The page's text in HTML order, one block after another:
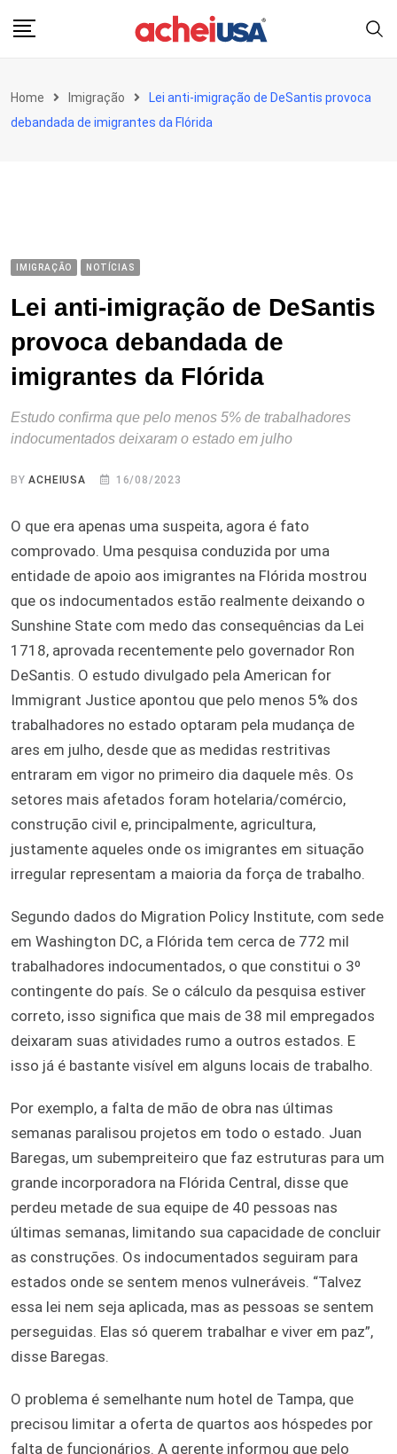
Home Imigração
Lei anti-imigração de DeSantis provoca
debandada de imigrantes da Flórida
IMIGRAÇÃO NOTÍCIAS
Lei anti-imigração de DeSantis
provoca debandada de
imigrantes da Flórida
Estudo confirma que pelo menos 5% de trabalhadores
indocumentados deixaram o estado em julho
BYACHEIUSA 16/08/2023
O que era apenas uma suspeita, agora é fato
comprovado. Uma pesquisa conduzida por uma
entidade de apoio aos imigrantes na Flórida mostrou
que os indocumentados estão realmente deixando o
Sunshine State com medo das consequências da Lei
1718, aprovada recentemente pelo governador Ron
DeSantis. O estudo divulgado pela American for
Immigrant Justice apontou que pelo menos 5% dos
trabalhadores no estado optaram pela mudança de
ares em julho, desde que as medidas restritivas
entraram em vigor no primeiro dia daquele mês. Os
setores mais afetados foram hotelaria/comércio,
construção civil e, principalmente, agricultura,
justamente aqueles onde os imigrantes em situação
irregular representam a maioria da força de trabalho.
Segundo dados do Migration Policy Institute, com sede
em Washington DC, a Flórida tem cerca de 772 mil
trabalhadores indocumentados, o que constitui o 3º
contingente do país. Se o cálculo da pesquisa estiver
correto, isso significa que mais de 38 mil empregados
deixaram suas atividades rumo a outros estados. E
isso já é bastante visível em alguns locais de trabalho.
Por exemplo, a falta de mão de obra nas últimas
semanas paralisou projetos em todo o estado. Juan
Baregas, um subempreiteiro que faz estruturas para um
grande incorporadora na Flórida Central, disse que
perdeu metade de sua equipe de 40 pessoas nas
últimas semanas, limitando sua capacidade de concluir
as construções. Os indocumentados seguiram para
estados onde se sentem menos vulneráveis. “Talvez
essa lei nem seja aplicada, mas as pessoas se sentem
perseguidas. Elas só querem trabalhar e viver em paz”,
disse Baregas.
O problema é semelhante num hotel de Tampa, que
precisou limitar a oferta de quartos aos hóspedes por
falta de funcionários. A gerente informou que pelo